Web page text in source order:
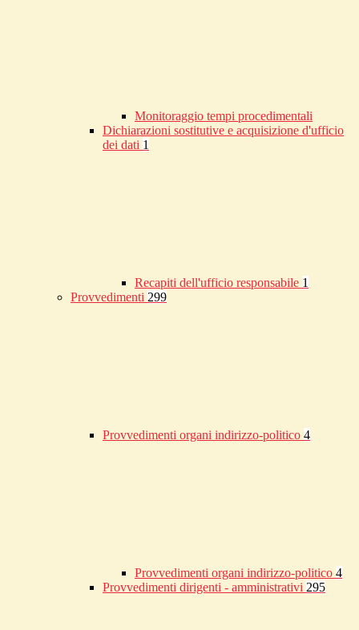
Monitoraggio tempi procedimentali
Dichiarazioni sostitutive e acquisizione d'ufficio
dei dati 1
Recapiti dell'ufficio responsabile 1
Provvedimenti 299
Provvedimenti organi indirizzo-politico 4
Provvedimenti organi indirizzo-politico 4
Provvedimenti dirigenti - amministrativi 295